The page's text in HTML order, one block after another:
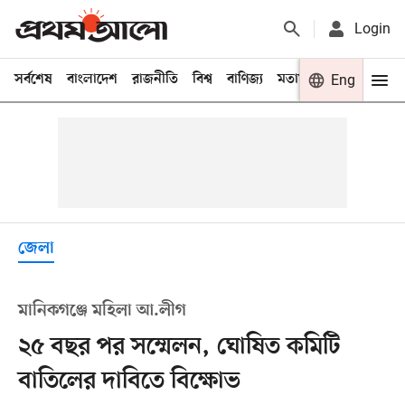
Login
সর্বশেষ বাংলাদেশ রাজনীতি বিশ্ব বাণিজ্য মতামত খেলা
Eng
জেলা
মানিকগঞ্জে মহিলা আ.লীগ
২৫ বছর পর সম্মেলন, ঘোষিত কমিটি
বাতিলের দাবিতে বিক্ষোভ